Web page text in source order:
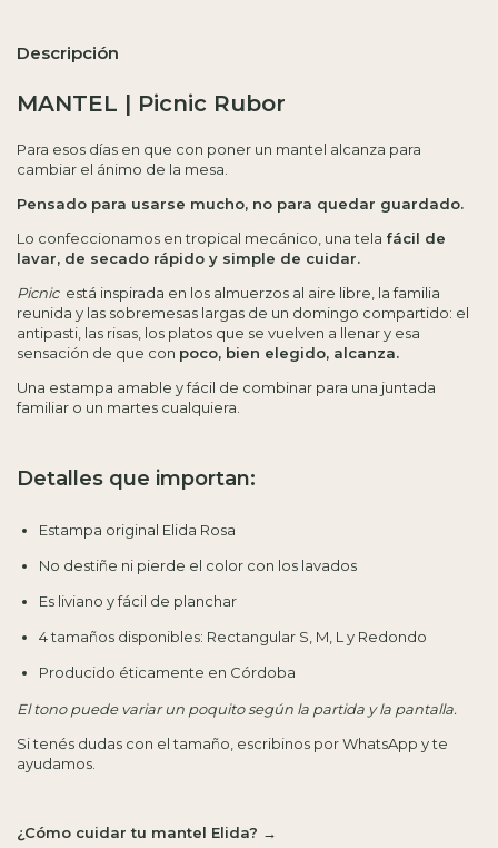
Descripción
MANTEL | Picnic Rubor
Para esos días en que con poner un mantel alcanza para
cambiar el ánimo de la mesa.
Pensado para usarse mucho, no para quedar guardado.
Lo confeccionamos en tropical mecánico, una tela fácil de
lavar, de secado rápido y simple de cuidar.
Picnic está inspirada en los almuerzos al aire libre, la familia
reunida y las sobremesas largas de un domingo compartido: el
antipasti, las risas, los platos que se vuelven a llenar y esa
sensación de que con poco, bien elegido, alcanza.
Una estampa amable y fácil de combinar para una juntada
familiar o un martes cualquiera.
Detalles que importan:
Estampa original Elida Rosa
No destiñe ni pierde el color con los lavados
Es liviano y fácil de planchar
4 tamaños disponibles: Rectangular S, M, L y Redondo
Producido éticamente en Córdoba
El tono puede variar un poquito según la partida y la pantalla.
Si tenés dudas con el tamaño, escribinos por WhatsApp y te
ayudamos.
¿Cómo cuidar tu mantel Elida? →